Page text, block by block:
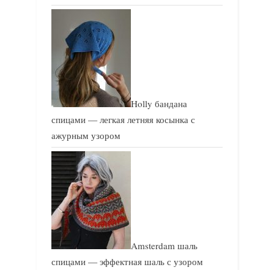
Holly бандана
спицами — легкая летняя косынка с
ажурным узором
Amsterdam шаль
спицами — эффектная шаль с узором